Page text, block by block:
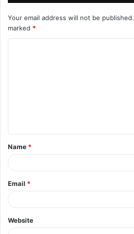
Your email address will not be published.
marked *
t
*
Name *
Email *
Website